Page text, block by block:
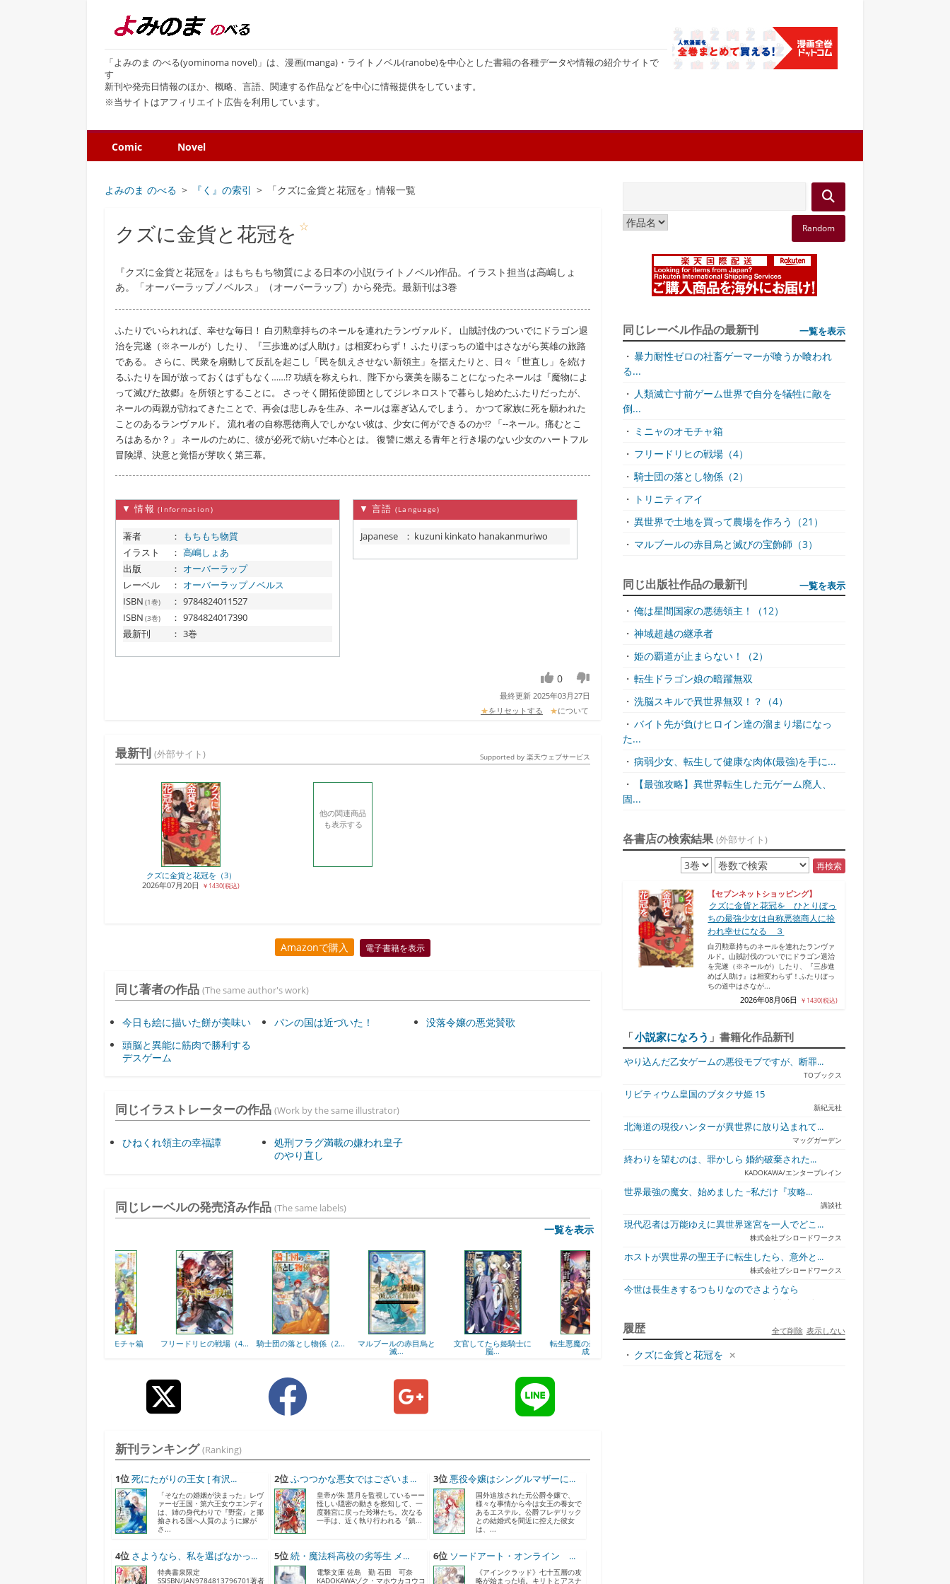
「よみのま のべる(yominoma novel)」は、漫画(manga)・ライトノベル(ranobe)を中心とした書籍の各種データや情報の紹介サイトで
す
新刊や発売日情報のほか、概略、言語、関連する作品などを中心に情報提供をしています。
※当サイトはアフィリエイト広告を利用しています。
Comic Novel
よみのま のべる 『く』の索引 「クズに金貨と花冠を」情報一覧
クズに金貨と花冠を ☆
『クズに金貨と花冠を』はもちもち物質による日本の小説(ライトノベル)作品。イラスト担当は高嶋しょ
あ。「オーバーラップノベルス」（オーバーラップ）から発売。最新刊は3巻
ふたりでいられれば、幸せな毎日！ 白刃勲章持ちのネールを連れたランヴァルド。 山賊討伐のついでにドラゴン退
治を完遂（※ネールが）したり、『三歩進めば人助け』は相変わらず！ ふたりぼっちの道中はさながら英雄の旅路
である。 さらに、民衆を扇動して反乱を起こし「民を飢えさせない新領主」を据えたりと、日々「世直し」を続け
るふたりを国が放っておくはずもなく……!? 功績を称えられ、陛下から褒美を賜ることになったネールは『魔物によ
って滅びた故郷』を所領とすることに。 さっそく開拓使節団としてジレネロストで暮らし始めたふたりだったが、
ネールの両親が訪ねてきたことで、再会は悲しみを生み、ネールは塞ぎ込んでしまう。 かつて家族に死を願われた
ことのあるランヴァルド。 流れ者の自称悪徳商人でしかない彼は、少女に何ができるのか!? 「--ネール。痛むとこ
ろはあるか？」 ネールのために、彼が必死で紡いだ本心とは。 復讐に燃える青年と行き場のない少女のハートフル
冒険譚、決意と覚悟が芽吹く第三幕。
▼ 情報 (Information)
著者 ：
もちもち物質
イラスト
： 高嶋しょあ
出版
： オーバーラップ
レーベル
： オーバーラップノベルス
ISBN (1巻) ： 9784824011527
ISBN (3巻) ： 9784824017390
最新刊
： 3巻
▼ 言語 (Language)
Japanese ： kuzuni kinkato hanakanmuriwo
0
最終更新 2025年03月27日
★をリセットする ★について
最新刊 (外部サイト) Supported by 楽天ウェブサービス
クズに金貨と花冠を（3）
2026年07月20日
￥1430(税込)
他の関連商品
も表示する
Amazonで購入 電子書籍を表示
同じ著者の作品 (The same author's work)
今日も絵に描いた餅が美味い
頭脳と異能に筋肉で勝利する
デスゲーム
パンの国は近づいた！ 没落令嬢の悪党賛歌
同じイラストレーターの作品 (Work by the same illustrator)
ひねくれ領主の幸福譚
処刑フラグ満載の嫌われ皇子
のやり直し
同じレーベルの発売済み作品 (The same labels)
一覧を表示
フリードリヒの戦場（4... 騎士団の落とし物係（2... マルブールの赤目烏と 文官してたら姫騎士に
脳...
転生悪魔の最強勇者育
成...
不良聖女の巡礼（3） お気楽領主の楽しい領
地...
新刊ランキング (Ranking)
1位 死にたがりの王女 [ 有沢...
「そなたの婚姻が決まった」レヴ
ァーゼ王国・第六王女ウエンディ
は、姉の身代わりで『野蛮』と揶
揄される国へ人質のように嫁が
さ...
2位 ふつつかな悪女ではございま...
皇帝が朱 慧月を監視しているーー
怪しい隠密の動きを察知して、一
度雛宮に戻った玲琳たち。次なる
一手は、近く執り行われる『鎮...
3位 悪役令嬢はシングルマザーに...
国外追放された元公爵令嬢で、
様々な事情から今は女王の養女で
あるエステル。公爵フレデリック
との結婚式を間近に控えた彼女
は、...
4位 さようなら、私を選ばなかっ...
特典書泉限定
SSISBN/JAN9784813796701著者
5位 続・魔法科高校の劣等生 メ...
電撃文庫 佐島 勤 石田 可奈
KADOKAWAゾク・マホウカコウコ
6位 ソードアート・オンライン ...
《アインクラッド》七十五層の攻
略が始まった頃。キリトとアスナ
Random
同じレーベル作品の最新刊 一覧を表示
・ 暴力耐性ゼロの社畜ゲーマーが喰うか喰われ
る...
・ 人類滅亡寸前ゲーム世界で自分を犠牲に敵を
倒...
・ ミニャのオモチャ箱
・ フリードリヒの戦場（4）
・ 騎士団の落とし物係（2）
・
トリニティアイ
・ 異世界で土地を買って農場を作ろう（21）
・ マルブールの赤目烏と滅びの宝飾師（3）
同じ出版社作品の最新刊 一覧を表示
・ 俺は星間国家の悪徳領主！（12）
・ 神域超越の継承者
・ 姫の覇道が止まらない！（2）
・ 転生ドラゴン娘の暗躍無双
・ 洗脳スキルで異世界無双！？（4）
・ バイト先が負けヒロイン達の溜まり場になっ
た...
・ 病弱少女、転生して健康な肉体(最強)を手に...
・
【最強攻略】異世界転生した元ゲーム廃人、
固...
各書店の検索結果 (外部サイト)
再検索
【セブンネットショッピング】
クズに金貨と花冠を ひとりぼっ
ちの最強少女は自称悪徳商人に拾
われ幸せになる ３
白刃勲章持ちのネールを連れたランヴァ
ルド。山賊討伐のついでにドラゴン退治
を完遂（※ネールが）したり、『三歩進
めば人助け』は相変わらず！ふたりぼっ
ちの道中はさなが...
2026年08月06日 ￥1430(税込)
「小説家になろう 」書籍化作品新刊
やり込んだ乙女ゲームの悪役モブですが、断罪...
TOブックス
リビティウム皇国のブタクサ姫 15
新紀元社
北海道の現役ハンターが異世界に放り込まれて...
マッグガーデン
終わりを望むのは、罪かしら 婚約破棄された...
KADOKAWA/エンターブレイン
世界最強の魔女、始めました ~私だけ『攻略...
講談社
現代忍者は万能ゆえに異世界迷宮を一人でどこ...
株式会社ブシロードワークス
ホストが異世界の聖王子に転生したら、意外と...
株式会社ブシロードワークス
今世は長生きするつもりなのでさようなら
宇都宮ケーブルテレビ
ジュリとエレナの森の相談所 ~付与の力であ...
一二三書房
天才悪女は嘘を見破る2
履歴 表示しない
全て削除
・ クズに金貨と花冠を